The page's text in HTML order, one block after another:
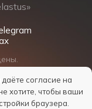
и ценах не
поставки
данных
согласие на
хотите, чтобы ваши
браузера.